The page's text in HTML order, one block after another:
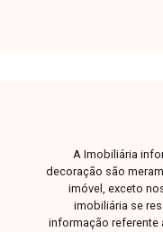
A Imobiliária
decoração são
imóvel, exceto
imobiliária se
informação referente